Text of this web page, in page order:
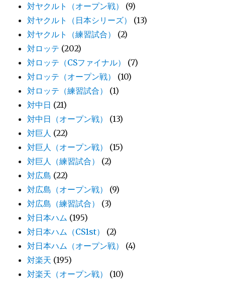
対ヤクルト（オープン戦）
(9)
対ヤクルト（日本シリーズ）
(13)
対ヤクルト（練習試合）
(2)
対ロッテ (202)
対ロッテ（CSファイナル）
(7)
対ロッテ（オープン戦）
(10)
対ロッテ（練習試合）
(1)
対中日 (21)
対中日（オープン戦）
(13)
対巨人 (22)
対巨人（オープン戦）
(15)
対巨人（練習試合）
(2)
対広島 (22)
対広島（オープン戦）
(9)
対広島（練習試合）
(3)
対日本ハム (195)
対日本ハム（CS1st）
(2)
対日本ハム（オープン戦）
(4)
対楽天 (195)
対楽天（オープン戦）
(10)